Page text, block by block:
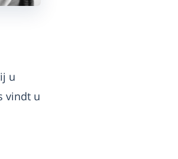
u
vindt u